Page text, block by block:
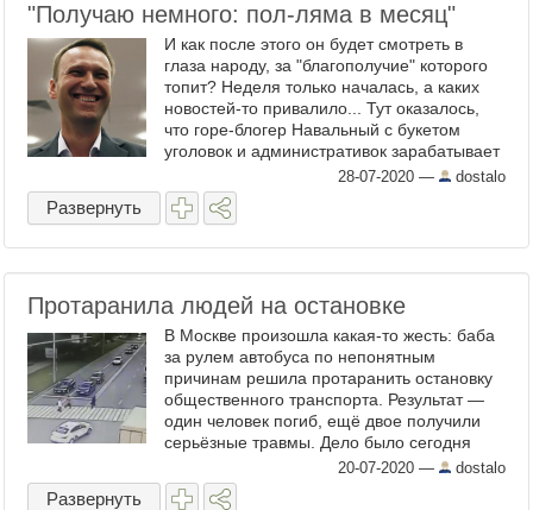
"Получаю немного: пол-ляма в месяц"
И как после этого он будет смотреть в
глаза народу, за "благополучие" которого
топит? Неделя только началась, а каких
новостей-то привалило... Тут оказалось,
что горе-блогер Навальный с букетом
уголовок и административок зарабатывает
столько, сколько ни одна деревенская
бабушка в ...
28-07-2020 — dostalo
Развернуть
Протаранила людей на остановке
В Москве произошла какая-то жесть: баба
за рулем автобуса по непонятным
причинам решила протаранить остановку
общественного транспорта. Результат —
один человек погиб, ещё двое получили
серьёзные травмы. Дело было сегодня
утром на Краснодонской улице: водитель
[ница] не справилась с ...
20-07-2020 — dostalo
Развернуть